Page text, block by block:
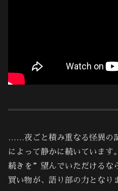
……夜ごと積み重なる怪異の
によって静かに続いていま
続きを”望んでいただけるな
買い物が、語り部の力となり